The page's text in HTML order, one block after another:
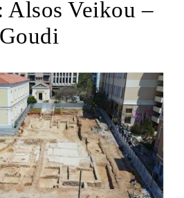
Alsos Veikou –
Goudi